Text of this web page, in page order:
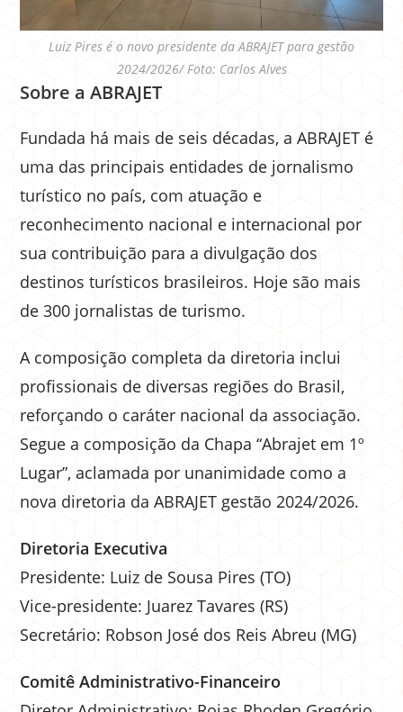
Luiz Pires é o novo presidente da ABRAJET para gestão
2024/2026/ Foto: Carlos Alves
Sobre a ABRAJET
Fundada há mais de seis décadas, a ABRAJET é
uma das principais entidades de jornalismo
turístico no país, com atuação e
reconhecimento nacional e internacional por
sua contribuição para a divulgação dos
destinos turísticos brasileiros. Hoje são mais
de 300 jornalistas de turismo.
A composição completa da diretoria inclui
profissionais de diversas regiões do Brasil,
reforçando o caráter nacional da associação.
Segue a composição da Chapa “Abrajet em 1º
Lugar”, aclamada por unanimidade como a
nova diretoria da ABRAJET gestão 2024/2026.
Diretoria Executiva
Presidente: Luiz de Sousa Pires (TO)
Vice-presidente: Juarez Tavares (RS)
Secretário: Robson José dos Reis Abreu (MG)
Comitê Administrativo-Financeiro